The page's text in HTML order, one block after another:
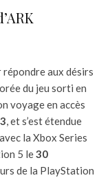
répondre aux désirs
du jeu sorti en
voyage en accès
, et s’est étendue
la Xbox Series
5 le30
de la PlayStation